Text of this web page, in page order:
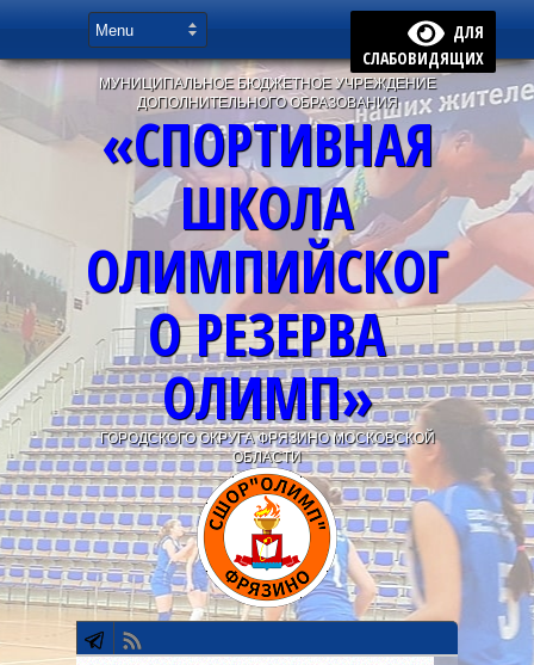
ДЛЯ
СЛАБОВИДЯЩИХ
МУНИЦИПАЛЬНОЕ БЮДЖЕТНОЕ УЧРЕЖДЕНИЕ
ДОПОЛНИТЕЛЬНОГО ОБРАЗОВАНИЯ
«СПОРТИВНАЯ
ШКОЛА
ОЛИМПИЙСКОГ
О РЕЗЕРВА
ОЛИМП»
ГОРОДСКОГО ОКРУГА ФРЯЗИНО МОСКОВСКОЙ
ОБЛАСТИ